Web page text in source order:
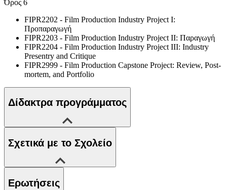
Όρος 6
FIPR2202 - Film Production Industry Project I:
Προπαραγωγή
FIPR2203 - Film Production Industry Project II: Παραγωγή
FIPR2204 - Film Production Industry Project III: Industry
Presentry and Critique
FIPR2999 - Film Production Capstone Project: Review, Post-
mortem, and Portfolio
Δίδακτρα προγράμματος
Σχετικά με το Σχολείο
Ερωτήσεις